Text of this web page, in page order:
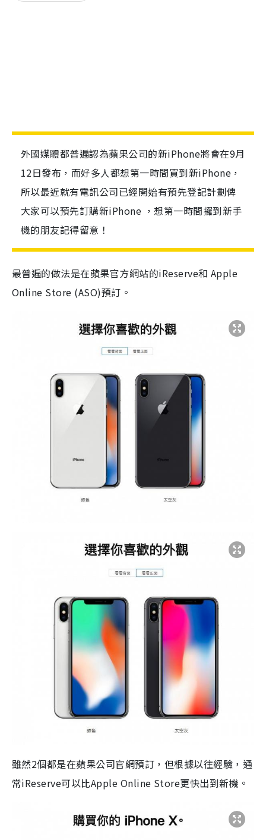
外國媒體都普遍認為蘋果公司的新iPhone將會在9月
12日發布，而好多人都想第一時間買到新iPhone，
所以最近就有電訊公司已經開始有預先登記計劃俾
大家可以預先訂購新iPhone ，想第一時間攞到新手
機的朋友記得留意！
最普遍的做法是在蘋果官方網站的iReserve和 Apple
Online Store (ASO)預訂。
雖然2個都是在蘋果公司官網預訂，但根據以往經驗，通
常iReserve可以比Apple Online Store更快出到新機。